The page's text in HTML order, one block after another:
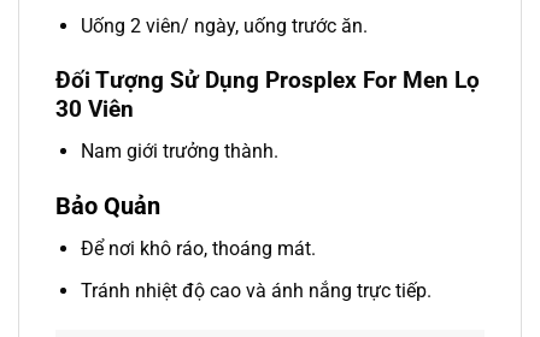
Uống 2 viên/ ngày, uống trước ăn.
Đối Tượng Sử Dụng Prosplex For Men Lọ
30 Viên
Nam giới trưởng thành.
Bảo Quản
Để nơi khô ráo, thoáng mát.
Tránh nhiệt độ cao và ánh nắng trực tiếp.